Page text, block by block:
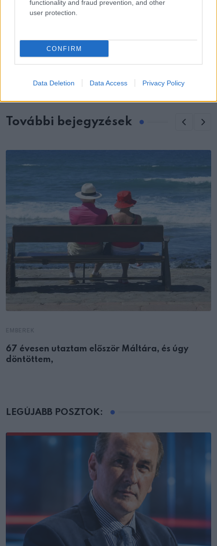
functionality and fraud prevention, and other
user protection.
CONFIRM
Data Deletion Data Access Privacy Policy
Voltál valaha hűtlen hozzám?
További bejegyzések
67 évesen utaztam először Máltára, és úgy
döntöttem,
LEGÚJABB POSZTOK: